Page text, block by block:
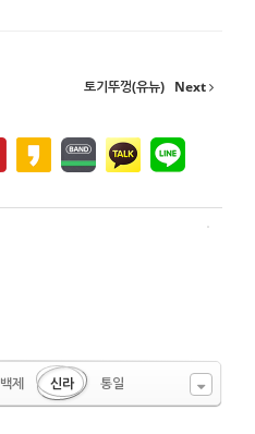
토기뚜껑(유뉴) Next
백제 신라 통일